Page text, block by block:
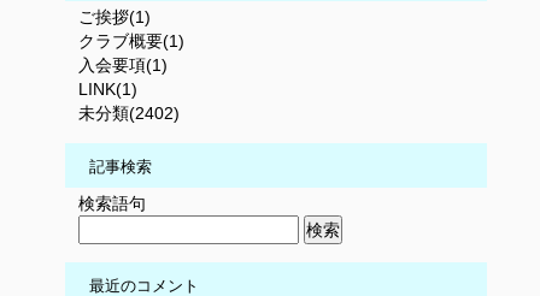
ご挨拶(1)
クラブ概要(1)
入会要項(1)
LINK(1)
未分類(2402)
記事検索
検索語句
最近のコメント